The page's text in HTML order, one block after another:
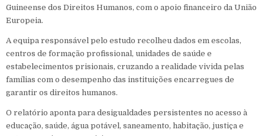
Guineense dos Direitos Humanos, com o apoio financeiro da União
Europeia.
A equipa responsável pelo estudo recolheu dados em escolas,
centros de formação profissional, unidades de saúde e
estabelecimentos prisionais, cruzando a realidade vivida pelas
famílias com o desempenho das instituições encarregues de
garantir os direitos humanos.
O relatório aponta para desigualdades persistentes no acesso à
educação, saúde, água potável, saneamento, habitação, justiça e